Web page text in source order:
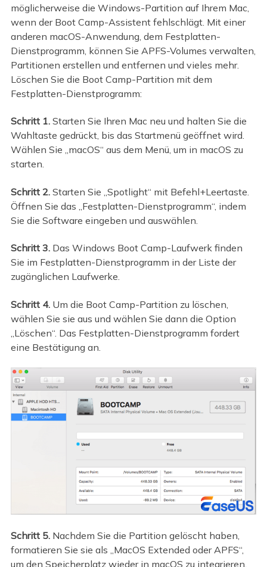
möglicherweise die Windows-Partition auf Ihrem Mac,
wenn der Boot Camp-Assistent fehlschlägt. Mit einer
anderen macOS-Anwendung, dem Festplatten-
Dienstprogramm, können Sie APFS-Volumes verwalten,
Partitionen erstellen und entfernen und vieles mehr.
Löschen Sie die Boot Camp-Partition mit dem
Festplatten-Dienstprogramm:
Schritt 1.Starten Sie Ihren Mac neu und halten Sie die
Wahltaste gedrückt, bis das Startmenü geöffnet wird.
Wählen Sie „macOS“ aus dem Menü, um in macOS zu
starten.
Schritt 2.Starten Sie „Spotlight“ mit Befehl+Leertaste.
Öffnen Sie das „Festplatten-Dienstprogramm“, indem
Sie die Software eingeben und auswählen.
Schritt 3.Das Windows Boot Camp-Laufwerk finden
Sie im Festplatten-Dienstprogramm in der Liste der
zugänglichen Laufwerke.
Schritt 4.Um die Boot Camp-Partition zu löschen,
wählen Sie sie aus und wählen Sie dann die Option
„Löschen“. Das Festplatten-Dienstprogramm fordert
eine Bestätigung an.
Schritt 5.Nachdem Sie die Partition gelöscht haben,
formatieren Sie sie als „MacOS Extended oder APFS“,
um den Speicherplatz wieder in macOS zu integrieren.